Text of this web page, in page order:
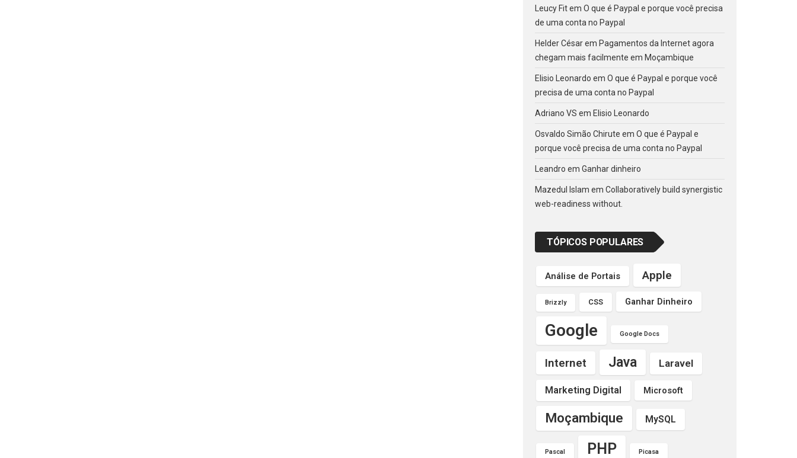
Leucy Fitem O que é Paypal e porque você precisa
de uma conta no Paypal
Helder Césarem Pagamentos da Internet agora
chegam mais facilmente em Moçambique
Elisio Leonardo em O que é Paypal e porque você
precisa de uma conta no Paypal
Adriano VS em Elisio Leonardo
Osvaldo Simão Chirute em O que é Paypal e
porque você precisa de uma conta no Paypal
Leandro em Ganhar dinheiro
Mazedul Islam em Collaboratively build synergistic
web-readiness without.
TÓPICOS POPULARES
Análise de Portais Apple
Brizzly CSS Ganhar Dinheiro
Google Google Docs
Internet Java Laravel
Marketing Digital Microsoft
Moçambique MySQL
Pascal PHP Picasa